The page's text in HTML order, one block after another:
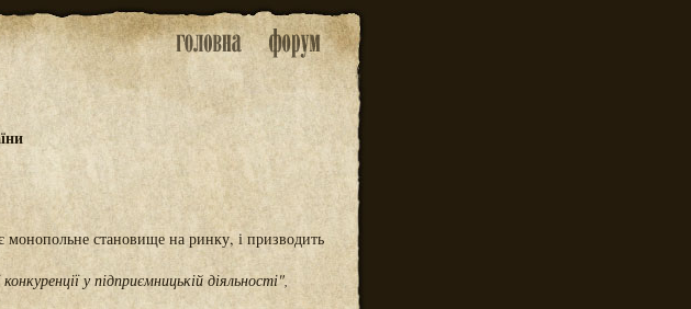
становище на ринку, і призводить
у підприємницькій діяльності",